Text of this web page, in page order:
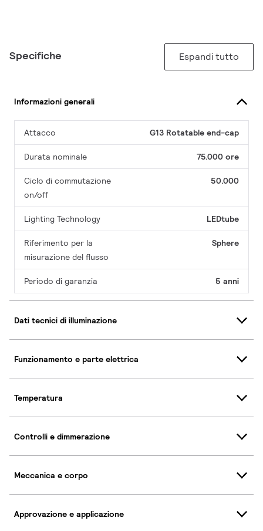
Specifiche Espandi tutto
Informazioni generali
Attacco G13 Rotatable end-cap
Durata nominale 75.000 ore
Ciclo di commutazione
on/off
50.000
Lighting Technology LEDtube
Riferimento per la
misurazione del flusso
Sphere
Periodo di garanzia 5 anni
Dati tecnici di illuminazione
Funzionamento e parte elettrica
Temperatura
Controlli e dimmerazione
Meccanica e corpo
Approvazione e applicazione